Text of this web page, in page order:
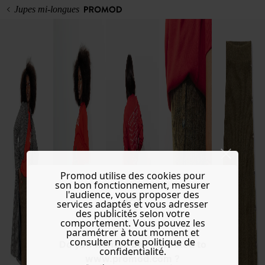
Do you want to be redirected to
www.promod.com ?
Jupes mi-longues
Promod utilise des cookies pour
son bon fonctionnement, mesurer
l'audience, vous proposer des
services adaptés et vous adresser
des publicités selon votre
comportement. Vous pouvez les
paramétrer à tout moment et
consulter notre politique de
confidentialité.